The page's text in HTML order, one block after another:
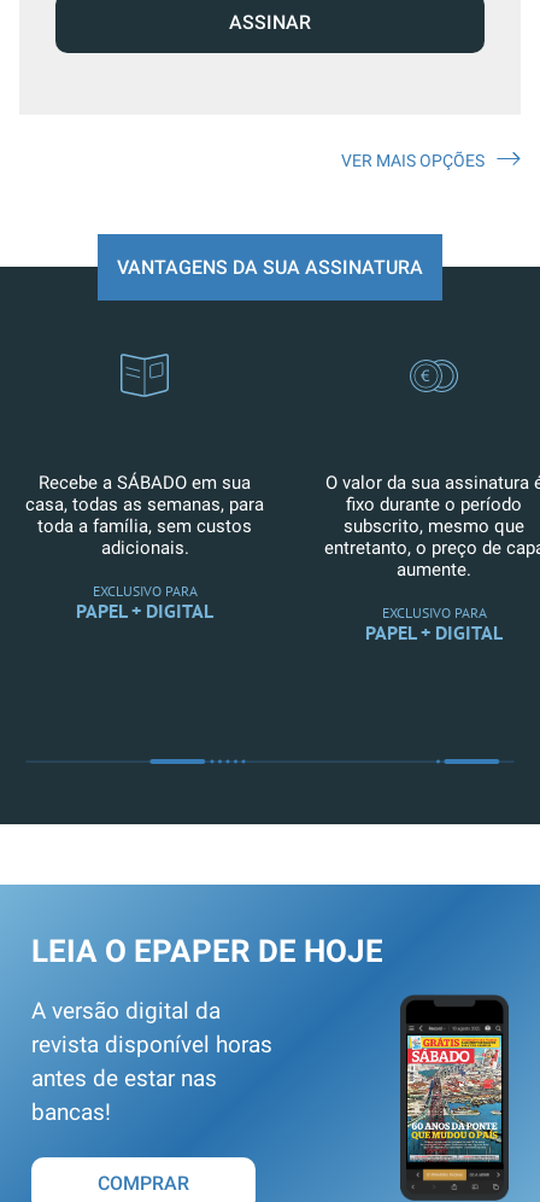
ASSINAR
VER MAIS OPÇÕES
VANTAGENS DA SUA ASSINATURA
Recebe a SÁBADO em sua
casa, todas as semanas, para
toda a família, sem custos
adicionais.
EXCLUSIVO PARA
PAPEL + DIGITAL
O valor da sua assinatura
fixo durante o período
subscrito, mesmo que
entretanto, o preço de
aumente.
EXCLUSIVO PARA
PAPEL + DIGITAL
LEIA O EPAPER DE HOJE
A versão digital da
revista disponível horas
antes de estar nas
bancas!
COMPRAR